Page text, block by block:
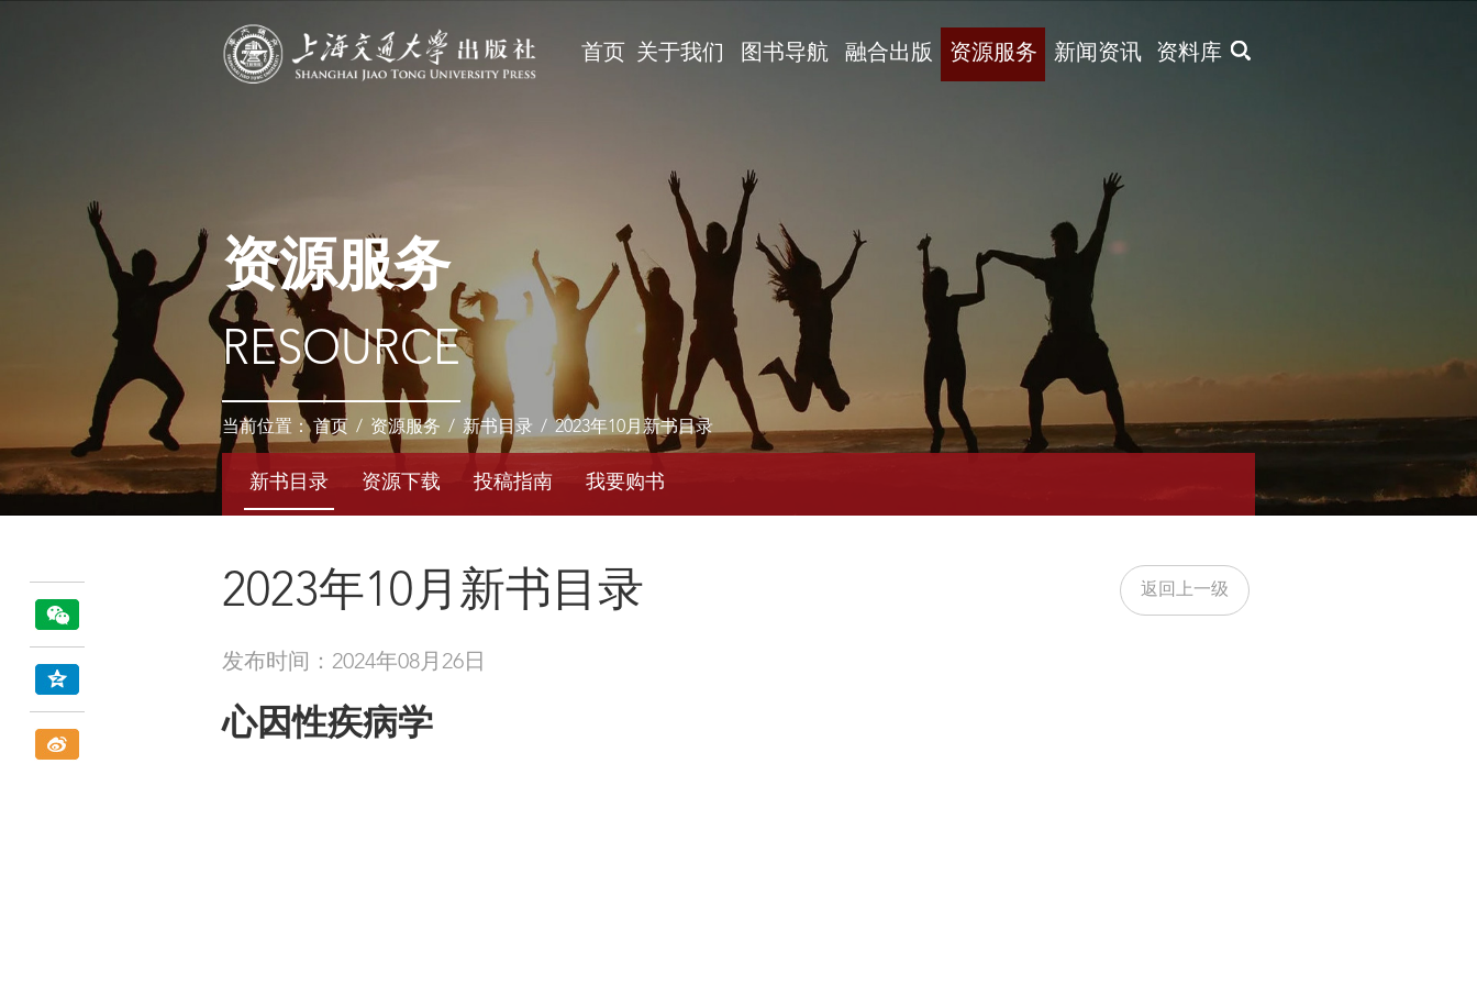
X
首页 关于我们 图书导航 融合出版 资源服务 新闻资讯 资料库
资源服务
RESOURCE
当前位置：首页 / 资源服务 / 新书目录 / 2023年10月新书目录
新书目录 资源下载 投稿指南 我要购书
2023年10月新书目录 返回上一级
发布时间：2024年08月26日
心因性疾病学